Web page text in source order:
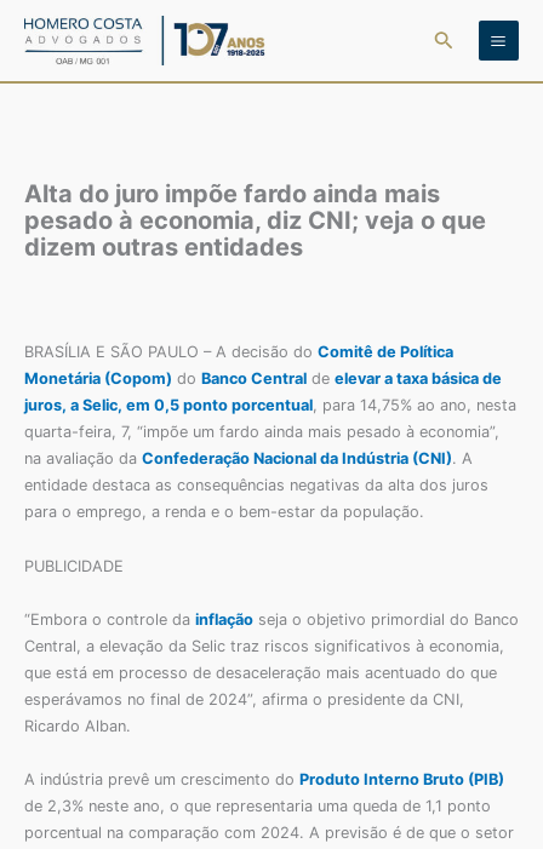
para
Pesquisar
Alta do juro impõe fardo ainda mais
pesado à economia, diz CNI; veja o que
dizem outras entidades
BRASÍLIA E SÃO PAULO – A decisão do Comitê de Política
Monetária (Copom) do Banco Central de elevar a taxa básica de
juros, a Selic, em 0,5 ponto porcentual, para 14,75% ao ano, nesta
quarta-feira, 7, “impõe um fardo ainda mais pesado à economia”,
na avaliação da Confederação Nacional da Indústria (CNI). A
entidade destaca as consequências negativas da alta dos juros
para o emprego, a renda e o bem-estar da população.
PUBLICIDADE
“Embora o controle da inflação seja o objetivo primordial do Banco
Central, a elevação da Selic traz riscos significativos à economia,
que está em processo de desaceleração mais acentuado do que
esperávamos no final de 2024”, afirma o presidente da CNI,
Ricardo Alban.
A indústria prevê um crescimento do Produto Interno Bruto (PIB)
de 2,3% neste ano, o que representaria uma queda de 1,1 ponto
porcentual na comparação com 2024. A previsão é de que o setor